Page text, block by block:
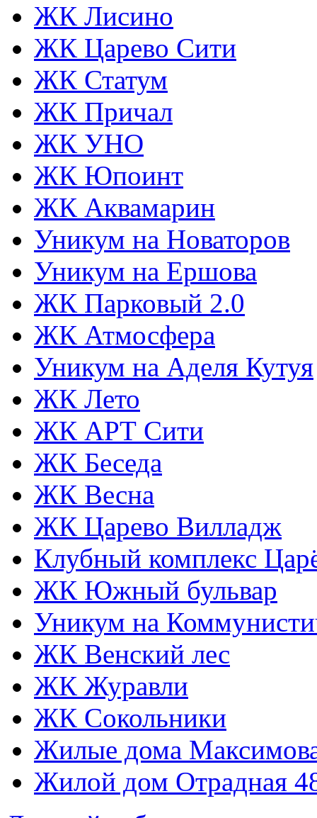
ЖК Лисино
ЖК Царево Сити
ЖК Статум
ЖК Причал
ЖК УНО
ЖК Юпоинт
ЖК Аквамарин
Уникум на Новаторов
Уникум на Ершова
ЖК Парковый 2.0
ЖК Атмосфера
Уникум на Аделя Кутуя
ЖК Лето
ЖК АРТ Сити
ЖК Беседа
ЖК Весна
ЖК Царево Вилладж
Клубный комплекс
ЖК Южный бульвар
Уникум на
ЖК Венский лес
ЖК Журавли
ЖК Сокольники
Жилые дома
Жилой дом Отрадная